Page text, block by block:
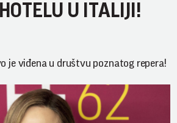
U ITALIJI!
je viđena u društvu poznatog repera!